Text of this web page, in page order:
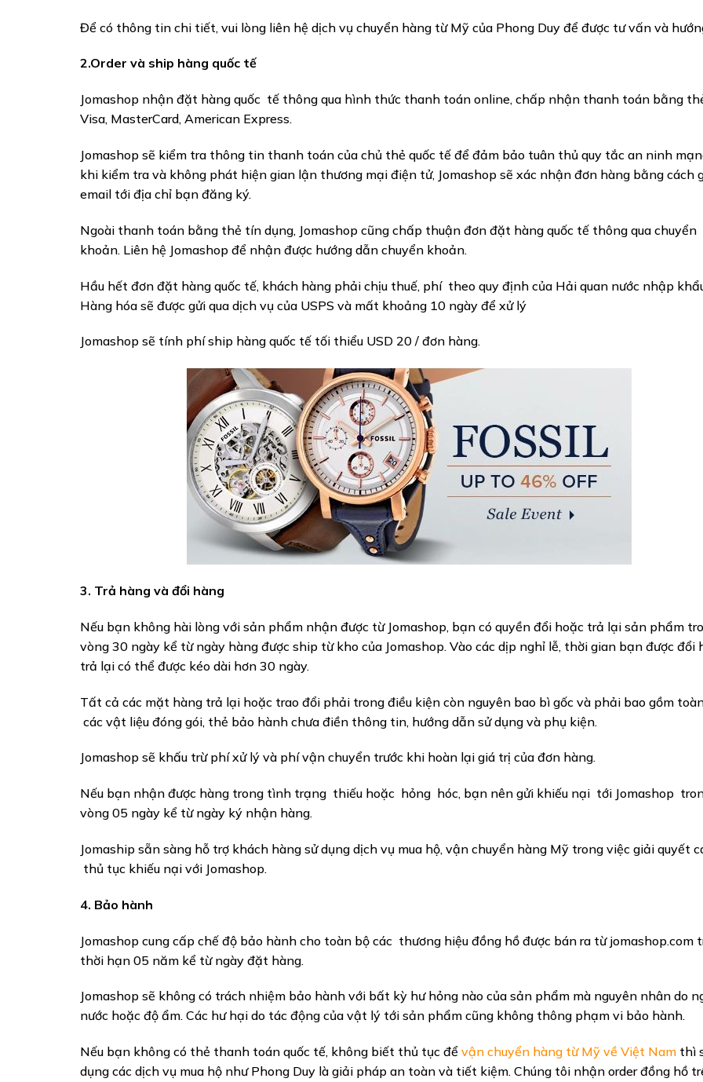
Để có thông tin chi tiết, vui lòng liên hệ dịch vụ chuyển hàng từ Mỹ của Phong Duy để được tư vấn và
2.Order và ship hàng quốc tế
Jomashop nhận đặt hàng quốc tế thông qua hình thức thanh toán online, chấp nhận thanh toán bằng
Visa, MasterCard, American Express.
Jomashop sẽ kiểm tra thông tin thanh toán của chủ thẻ quốc tế để đảm bảo tuân thủ quy tắc an ninh
khi kiểm tra và không phát hiện gian lận thương mại điện tử, Jomashop sẽ xác nhận đơn hàng bằng cách
email tới địa chỉ bạn đăng ký.
Ngoài thanh toán bằng thẻ tín dụng, Jomashop cũng chấp thuận đơn đặt hàng quốc tế thông qua chuyển
khoản. Liên hệ Jomashop để nhận được hướng dẫn chuyển khoản.
Hầu hết đơn đặt hàng quốc tế, khách hàng phải chịu thuế, phí theo quy định của Hải quan nước nhập
Hàng hóa sẽ được gửi qua dịch vụ của USPS và mất khoảng 10 ngày để xử lý
Jomashop sẽ tính phí ship hàng quốc tế tối thiểu USD 20 / đơn hàng.
3. Trả hàng và đổi hàng
Nếu bạn không hài lòng với sản phẩm nhận được từ Jomashop, bạn có quyền đổi hoặc trả lại sản phẩm
vòng 30 ngày kể từ ngày hàng được ship từ kho của Jomashop. Vào các dịp nghỉ lễ, thời gian bạn được đổi
trả lại có thể được kéo dài hơn 30 ngày.
Tất cả các mặt hàng trả lại hoặc trao đổi phải trong điều kiện còn nguyên bao bì gốc và phải bao gồm
các vật liệu đóng gói, thẻ bảo hành chưa điền thông tin, hướng dẫn sử dụng và phụ kiện.
Jomashop sẽ khấu trừ phí xử lý và phí vận chuyển trước khi hoàn lại giá trị của đơn hàng.
Nếu bạn nhận được hàng trong tình trạng thiếu hoặc hỏng hóc, bạn nên gửi khiếu nại tới Jomashop
vòng 05 ngày kể từ ngày ký nhận hàng.
Jomaship sẵn sàng hỗ trợ khách hàng sử dụng dịch vụ mua hộ, vận chuyển hàng Mỹ trong việc giải quyết
thủ tục khiếu nại với Jomashop.
4. Bảo hành
Jomashop cung cấp chế độ bảo hành cho toàn bộ các thương hiệu đồng hồ được bán ra từ jomashop.com
thời hạn 05 năm kể từ ngày đặt hàng.
Jomashop sẽ không có trách nhiệm bảo hành với bất kỳ hư hỏng nào của sản phẩm mà nguyên nhân do
nước hoặc độ ẩm. Các hư hại do tác động của vật lý tới sản phẩm cũng không thông phạm vi bảo hành.
Nếu bạn không có thẻ thanh toán quốc tế, không biết thủ tục để vận chuyển hàng từ Mỹ về Việt Nam thì
dụng các dịch vụ mua hộ như Phong Duy là giải pháp an toàn và tiết kiệm. Chúng tôi nhận order đồng hồ